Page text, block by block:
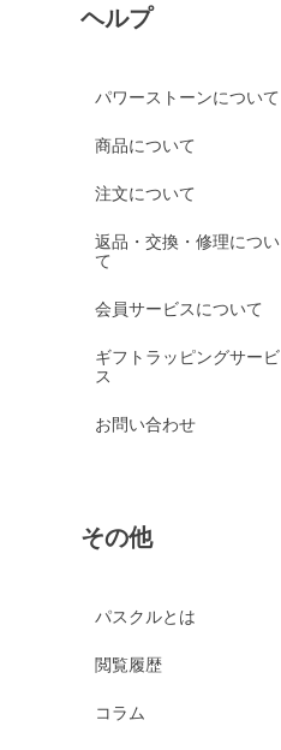
ヘルプ
パワーストーンについて
商品について
注文について
返品・交換・修理につい
て
会員サービスについて
ギフトラッピングサービ
ス
お問い合わせ
その他
パスクルとは
閲覧履歴
コラム